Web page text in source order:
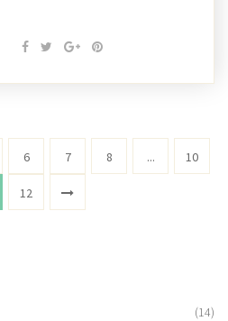
6 7 8 ... 10
12
(14)